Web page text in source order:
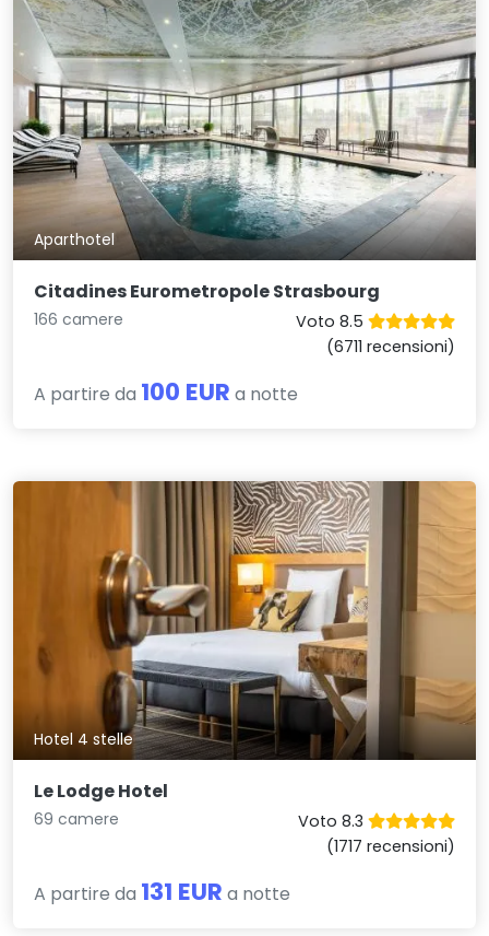
Aparthotel
Citadines Eurometropole Strasbourg
166 camere
Voto 8.5
(6711 recensioni)
A partire da 100 EUR a notte
Hotel 4 stelle
Le Lodge Hotel
69 camere
Voto 8.3
(1717 recensioni)
A partire da 131 EUR a notte